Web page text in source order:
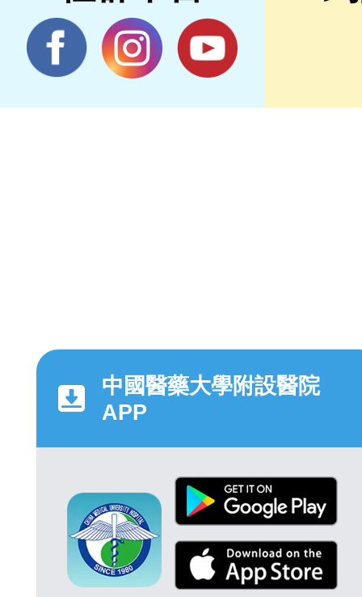
中國醫藥大學附設醫院
APP